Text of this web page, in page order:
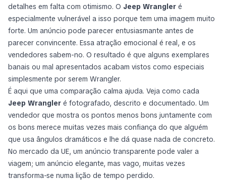
detalhes em falta com otimismo. O Jeep Wrangler é
especialmente vulnerável a isso porque tem uma imagem muito
forte. Um anúncio pode parecer entusiasmante antes de
parecer convincente. Essa atração emocional é real, e os
vendedores sabem-no. O resultado é que alguns exemplares
banais ou mal apresentados acabam vistos como especiais
simplesmente por serem Wrangler.
É aqui que uma comparação calma ajuda. Veja como cada
Jeep Wrangler é fotografado, descrito e documentado. Um
vendedor que mostra os pontos menos bons juntamente com
os bons merece muitas vezes mais confiança do que alguém
que usa ângulos dramáticos e lhe dá quase nada de concreto.
No mercado da UE, um anúncio transparente pode valer a
viagem; um anúncio elegante, mas vago, muitas vezes
transforma-se numa lição de tempo perdido.